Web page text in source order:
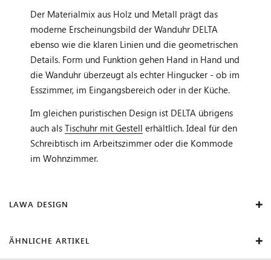
Der Materialmix aus Holz und Metall prägt das
moderne Erscheinungsbild der Wanduhr DELTA
ebenso wie die klaren Linien und die geometrischen
Details. Form und Funktion gehen Hand in Hand und
die Wanduhr überzeugt als echter Hingucker - ob im
Esszimmer, im Eingangsbereich oder in der Küche.
Im gleichen puristischen Design ist DELTA übrigens
auch als Tischuhr mit Gestell erhältlich. Ideal für den
Schreibtisch im Arbeitszimmer oder die Kommode
im Wohnzimmer.
LAWA DESIGN
ÄHNLICHE ARTIKEL